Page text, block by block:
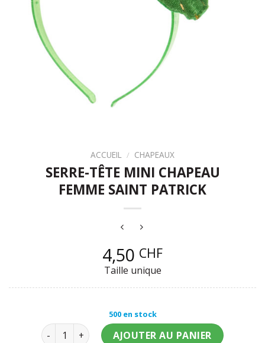
ACCUEIL / CHAPEAUX
SERRE-TÊTE MINI CHAPEAU
FEMME SAINT PATRICK
4,50 CHF
Taille unique
500 en stock
quantité de Serre-tête mini chapeau femme Saint
AJOUTER AU PANIER